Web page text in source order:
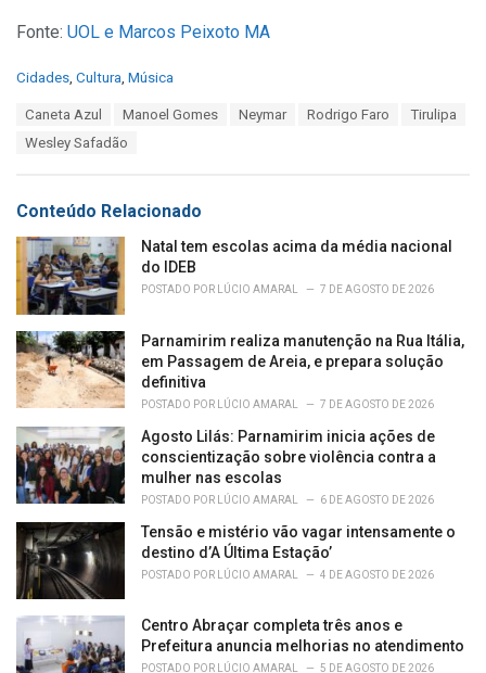
Fonte: UOL e Marcos Peixoto MA
C
i
e
Cidades, Cultura, Música
Caneta Azul Manoel Gomes Neymar Rodrigo Faro
Tirulipa
Wesley Safadão
Conteúdo Relacionado
Natal tem escolas acima da média nacional
do IDEB
POSTADO POR LÚCIO AMARAL 7 DE AGOSTO DE 2026
Parnamirim realiza manutenção na Rua Itália,
em Passagem de Areia, e prepara solução
definitiva
POSTADO POR LÚCIO AMARAL 7 DE AGOSTO DE 2026
Agosto Lilás: Parnamirim inicia ações de
conscientização sobre violência contra a
mulher nas escolas
POSTADO POR LÚCIO AMARAL 6 DE AGOSTO DE 2026
Tensão e mistério vão vagar intensamente o
destino d’A Última Estação’
POSTADO POR LÚCIO AMARAL 4 DE AGOSTO DE 2026
Centro Abraçar completa três anos e
Prefeitura anuncia melhorias no atendimento
POSTADO POR LÚCIO AMARAL 5 DE AGOSTO DE 2026